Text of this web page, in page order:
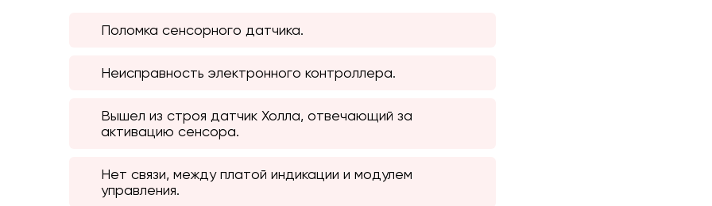
Поломка сенсорного датчика.
Неисправность электронного контроллера.
Вышел из строя датчик Холла, отвечающий за
активацию сенсора.
Нет связи, между платой индикации и модулем
управления.